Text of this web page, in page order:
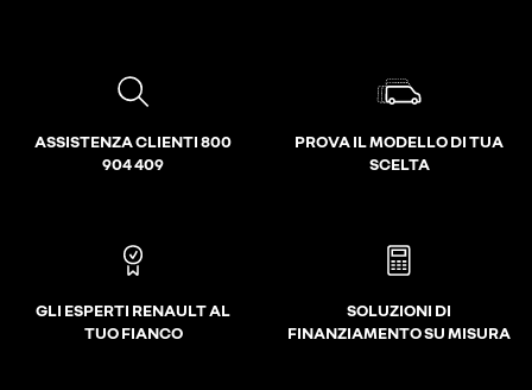
ASSISTENZA CLIENTI 800
904 409
PROVA IL MODELLO DI TUA
SCELTA
GLI ESPERTI RENAULT AL
TUO FIANCO
SOLUZIONI DI
FINANZIAMENTO SU MISURA